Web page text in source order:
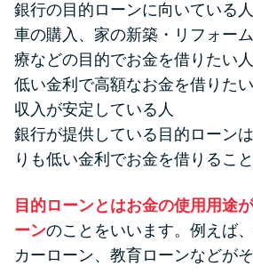
銀行の目的ローンに向いている人
車の購入、家の新築・リフォー
療などの目的でお金を借りたい人
低い金利で高額なお金を借りた
収入が安定している人
銀行が提供している目的ローン
りも低い金利でお金を借りるこ
目的ローンとはお金の使用用途
ーンのことをいいます。例えば
カーローン、教育ローンなどが